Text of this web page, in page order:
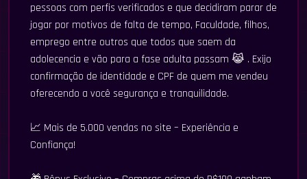
pessoas com perfis verificados e que decidiram parar de
jogar por motivos de falta de tempo, Faculdade, filhos,
emprego entre outros que todos que saem da
adolecencia e vão para a fase adulta passam 😹 . Exijo
confirmação de identidade e CPF de quem me vendeu
oferecendo a você segurança e tranquilidade.
📈 Mais de 5.000 vendas no site – Experiência e
Confiança!